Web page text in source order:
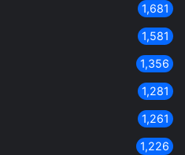
1,681
1,581
1,356
1,281
1,261
1,226